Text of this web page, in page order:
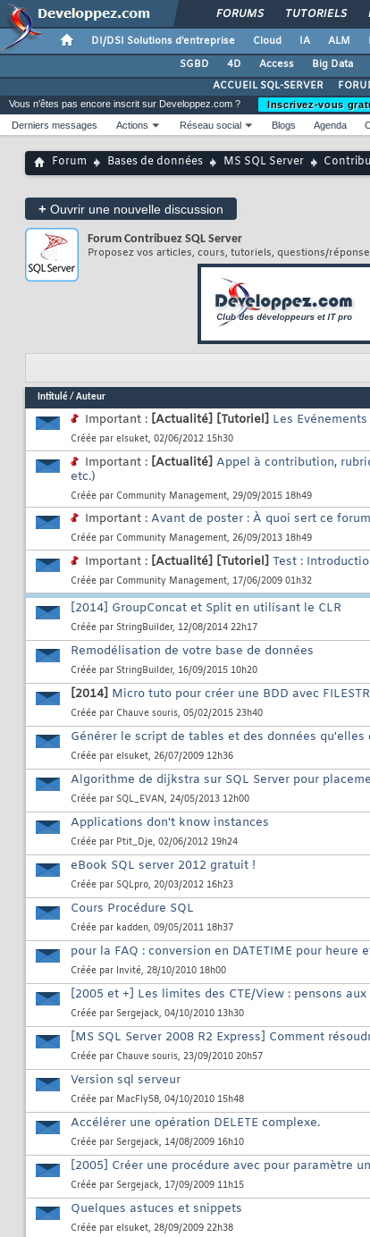
FORUMS TUTORIELS
DI/DSI Solutions d'entreprise Cloud IA ALM
SGBD
4D Access Big Data
ACCUEIL SQL-SERVER
Vous n'êtes pas encore inscrit sur Developpez.com ?
Inscrivez-vous
Derniers messages
Actions Réseau social Blogs Agenda
Forum Bases de données MS SQL Server
+ Ouvrir une nouvelle discussion
Forum Contribuez SQL Server
Proposez vos articles, cours, tutoriels, questions/
Intitulé/ Auteur
Important : [Actualité] [Tutoriel] Les
Créée par elsuket, 02/06/2012 15h30
Important : [Actualité] Appel à contribution,
etc.)
Créée par Community Management, 29/09/2015 18h49
Important : Avant de poster : À quoi sert ce
Créée par Community Management, 26/09/2013 18h49
Important : [Actualité] [Tutoriel] Test :
Créée par Community Management, 17/06/2009 01h32
[2014] GroupConcat et Split en utilisant le CLR
Créée par StringBuilder, 12/08/2014 22h17
Remodélisation de votre base de données
Créée par StringBuilder, 16/09/2015 10h20
[2014] Micro tuto pour créer une BDD avec
Créée par Chauve souris, 05/02/2015 23h40
Générer le script de tables et des données qu'elles
Créée par elsuket, 26/07/2009 12h36
Algorithme de dijkstra sur SQL Server pour
Créée par SQL_EVAN, 24/05/2013 12h00
Applications don't know instances
Créée par Ptit_Dje, 02/06/2012 19h24
eBook SQL server 2012 gratuit !
Créée par SQLpro, 20/03/2012 16h23
Cours Procédure SQL
Créée par kadden, 09/05/2011 18h37
pour la FAQ : conversion en DATETIME pour heure
Créée par Invité, 28/10/2010 18h00
[2005 et +] Les limites des CTE/View : pensons
Créée par Sergejack, 04/10/2010 13h30
[MS SQL Server 2008 R2 Express] Comment
Créée par Chauve souris, 23/09/2010 20h57
Version sql serveur
Créée par MacFly58, 04/10/2010 15h48
Accélérer une opération DELETE complexe.
Créée par Sergejack, 14/08/2009 16h10
[2005] Créer une procédure avec pour paramètre
Créée par Sergejack, 17/09/2009 11h15
Quelques astuces et snippets
Créée par elsuket, 28/09/2009 22h38